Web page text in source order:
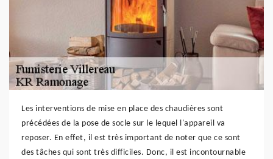
Les interventions de mise en place des chaudières sont
précédées de la pose de socle sur le lequel l'appareil va
reposer. En effet, il est très important de noter que ce sont
des tâches qui sont très difficiles. Donc, il est incontournable